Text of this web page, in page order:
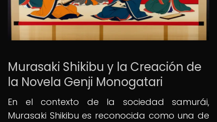
Murasaki Shikibu y la Creación de
la Novela Genji Monogatari
En el contexto de la sociedad samurái,
Murasaki Shikibu es reconocida como una de